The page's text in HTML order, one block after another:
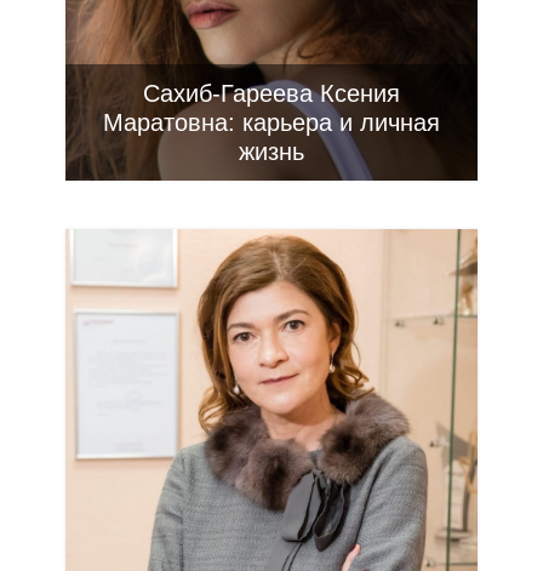
Сахиб-Гареева Ксения
Маратовна: карьера и личная
жизнь